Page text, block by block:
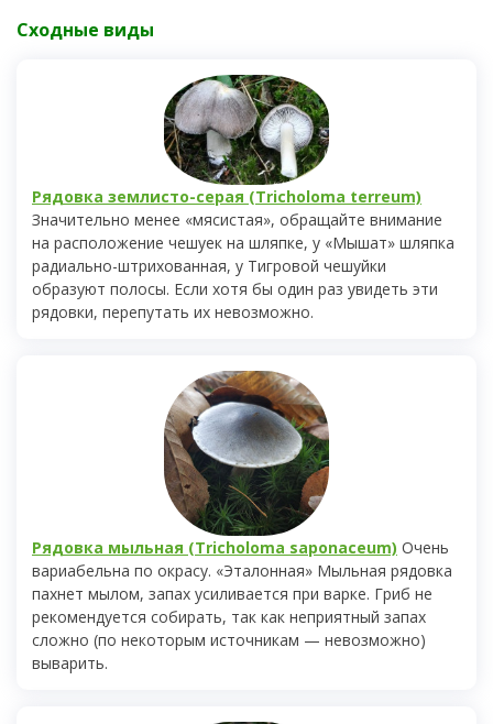
Сходные виды
Рядовка землисто-серая (Tricholoma terreum)
Значительно менее «мясистая», обращайте внимание
на расположение чешуек на шляпке, у «Мышат» шляпка
радиально-штрихованная, у Тигровой чешуйки
образуют полосы. Если хотя бы один раз увидеть эти
рядовки, перепутать их невозможно.
Рядовка мыльная (Tricholoma saponaceum) Очень
вариабельна по окрасу. «Эталонная» Мыльная рядовка
пахнет мылом, запах усиливается при варке. Гриб не
рекомендуется собирать, так как неприятный запах
сложно (по некоторым источникам — невозможно)
выварить.